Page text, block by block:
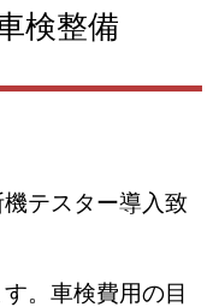
検整備
テスター導入致
。車検費用の目